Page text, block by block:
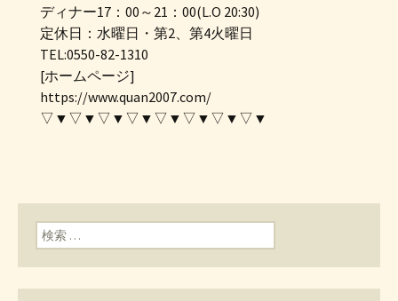
ディナー17：00～21：00(L.O 20:30)
定休日：水曜日・第2、第4火曜日
TEL:0550-82-1310
[ホームページ]
https://www.quan2007.com/
▽▼▽▼▽▼▽▼▽▼▽▼▽▼▽▼
検索: